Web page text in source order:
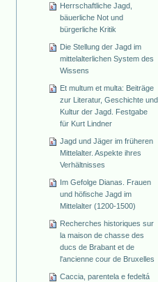
Herrschaftliche Jagd,
bäuerliche Not und
bürgerliche Kritik
Die Stellung der Jagd im
mittelalterlichen System des
Wissens
Et multum et multa: Beiträge
zur Literatur, Geschichte und
Kultur der Jagd. Festgabe
für Kurt Lindner
Jagd und Jäger im früheren
Mittelalter. Aspekte ihres
Verhältnisses
Im Gefolge Dianas. Frauen
und höfische Jagd im
Mittelalter (1200-1500)
Recherches historiques sur
la maison de chasse des
ducs de Brabant et de
l'ancienne cour de Bruxelles
Caccia, parentela e fedeltá